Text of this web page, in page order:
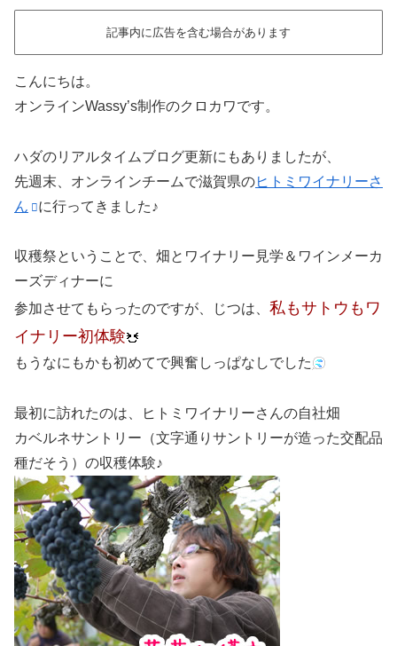
記事内に広告を含む場合があります
こんにちは。
オンラインWassy’s制作のクロカワです。
ハダのリアルタイムブログ更新にもありましたが、
先週末、オンラインチームで滋賀県のヒトミワイナリーさ
ん
に行ってきました♪
収穫祭ということで、畑とワイナリー見学＆ワインメーカ
ーズディナーに
参加させてもらったのですが、じつは、 私もサトウもワ
イナリー初体験
もうなにもかも初めてで興奮しっぱなしでした
最初に訪れたのは、ヒトミワイナリーさんの自社畑
カベルネサントリー（文字通りサントリーが造った交配品
種だそう）の収穫体験♪